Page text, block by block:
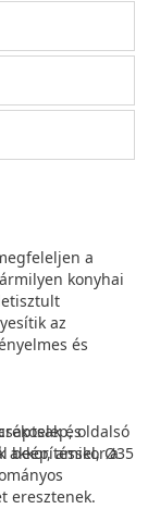
a
konyhai
az
és
oldalsó
beépítéssel, Ø35
és
akkor, amikor a
eresztenek.